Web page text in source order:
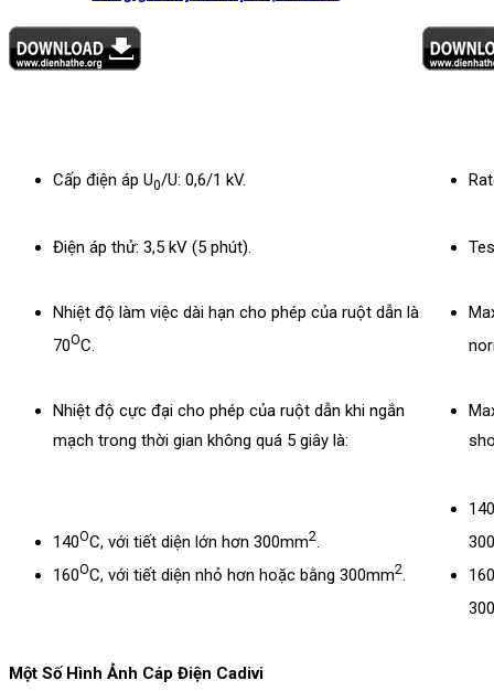
Cấp điện áp U0/U: 0,6/1 kV.
Điện áp thử: 3,5 kV (5 phút).
Nhiệt độ làm việc dài hạn cho phép của ruột dẫn là
70OC.
Nhiệt độ cực đại cho phép của ruột dẫn khi ngắn
mạch trong thời gian không quá 5 giây là:
140OC, với tiết diện lớn hơn 300mm2.
160OC, với tiết diện nhỏ hơn hoặc bằng 300mm2.
140
160
Một Số Hình Ảnh Cáp Điện Cadivi